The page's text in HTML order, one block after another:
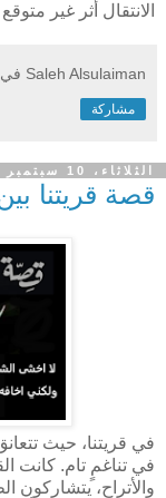
الانتقال أثر غير
Saleh Alsulaiman في
مشاركة
الثلاثاء، 10 سبتمبر 2024
قصة قريتنا
في قريتنا، حيث
في تناغمٍ تام. كانت
والأتراح، يتشاركون